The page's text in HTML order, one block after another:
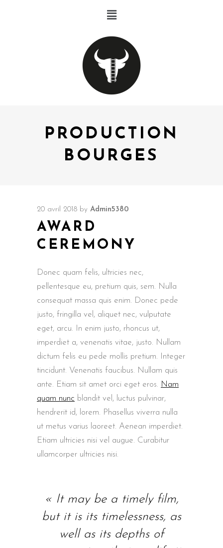
PRODUCTION
BOURGES
20 avril 2018 by Admin5380
AWARD
CEREMONY
Donec quam felis, ultricies nec,
pellentesque eu, pretium quis, sem. Nulla
consequat massa quis enim. Donec pede
justo, fringilla vel, aliquet nec, vulputate
eget, arcu. In enim justo, rhoncus ut,
imperdiet a, venenatis vitae, justo. Nullam
dictum felis eu pede mollis pretium. Integer
tincidunt. Venenatis faucibus. Nullam quis
ante. Etiam sit amet orci eget eros. Nam
quam nunc blandit vel, luctus pulvinar,
hendrerit id, lorem. Phasellus viverra nulla
ut metus varius laoreet. Aenean imperdiet.
Etiam ultricies nisi vel augue. Curabitur
ullamcorper ultricies nisi.
« It may be a timely film,
but it is its timelessness, as
well as its depths of